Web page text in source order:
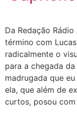
Da Redação
término com
radicalmente o
para a chegada
madrugada que
ela, que além de
curtos, posou